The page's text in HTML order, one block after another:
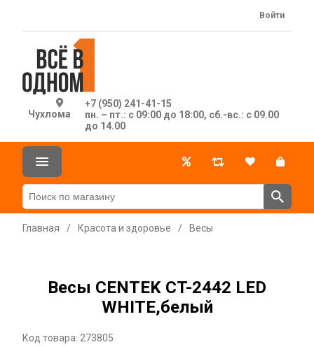
Чухлома
+7 (950) 241-41-15
пн. – пт.: с 09:00 до 18:00, сб.-вс.: с 09.00
до 14.00
Войти
Главная / Красота и здоровье / Весы
Весы CENTEK CT-2442 LED
WHITE,белый
Код товара: 273805